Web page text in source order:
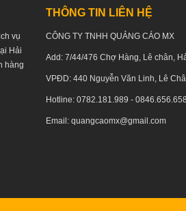
vụ
Hải
hàng
THÔNG TIN LIÊN HỆ
CÔNG TY TNHH QUẢNG CÁO MX
Add: 7/44/476 Chợ Hàng, Lê chân,
VPĐD: 440 Nguyễn Văn Linh, Lê
Hotline: 0782.181.989 - 0846.656.658
Email: quangcaomx@gmail.com